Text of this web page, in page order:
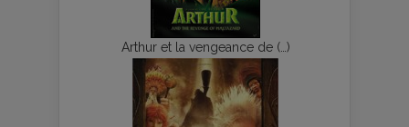
Arthur et la vengeance de (…)